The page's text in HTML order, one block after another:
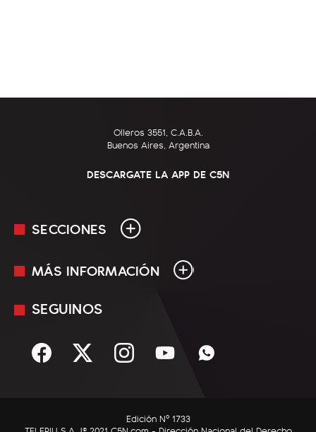
Olleros 3551, C.A.B.A.
Buenos Aires, Argentina
DESCARGATE LA APP DE C5N
SECCIONES
En Vivo
Sociedad
C5N Autos
MÁS INFORMACIÓN
Mediakit
Términos y condiciones
SEGUINOS
Edición Nº 1733